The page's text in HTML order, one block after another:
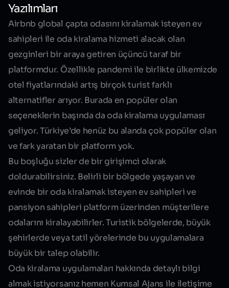
Yazılımları
Airbnb global çapta odasını kiralamak isteyen ev
sahipleri ile oda kiralama hizmeti alacak olan
gezginleri bir araya getiren üçüncü taraf bir
platformdur. Özellikle pandemi ile birlikte ülkemizde
otel fiyatlarındaki artış birçok turist farklı
alternatifler arıyor. Burada en popüler olan
seçeneklerin başında da oda kiralama uygulaması
geliyor. Türkiye’de henüz bu alanda çok popüler olan
ve fark yaratan bir platform yok.
Bu boşluğu sizler de bir girişimci olarak
doldurabilirsiniz. Belirli bir bölgede yaşayan ve
evinde bir oda kiralamak isteyen ev sahipleri ve
pansiyon sahipleri platform üzerinden müşterilere
odalarını kiralayabilirler. Turistik bölgelerde, büyük
şehirlerde veya tatil yörelerinde bu uygulamalara
büyük bir talep olabilir.
Oda kiralama uygulamaları hakkında detaylı bilgi
almak istiyorsanız hemen Kumsal Ajans ile iletişime